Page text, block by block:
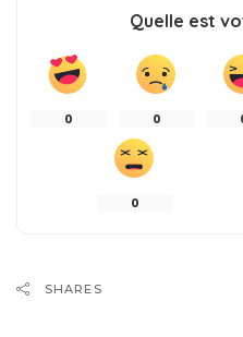
Quelle est
0 0
0
SHARES